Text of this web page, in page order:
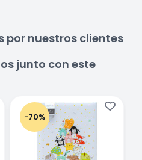
por nuestros clientes
junto con este
-70%